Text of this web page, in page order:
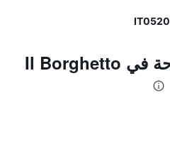
المزايا ووسائل الراحة في Il Borghetto